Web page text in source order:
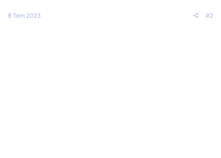
8 Tem 2023 #2